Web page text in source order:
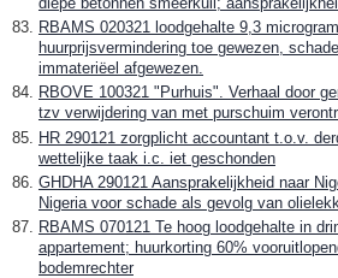
RBAMS 020321 loodgehalte 9,3
huurprijsvermindering toe gewezen,
immateriëel afgewezen.
RBOVE 100321 "Purhuis". Verhaal door
tzv verwijdering van met purschuim
HR 290121 zorgplicht accountant t.o.v.
wettelijke taak i.c. iet geschonden
GHDHA 290121 Aansprakelijkheid naar
Nigeria voor schade als gevolg van
RBAMS 070121 Te hoog loodgehalte in
appartement; huurkorting 60%
bodemrechter